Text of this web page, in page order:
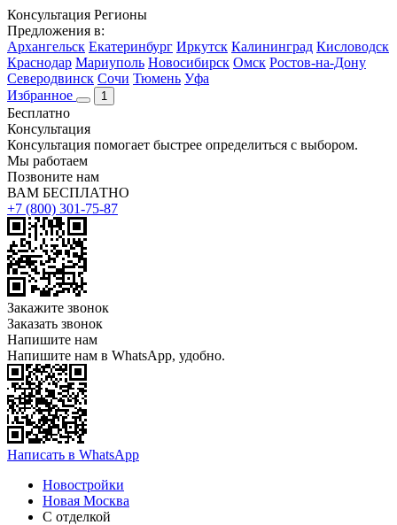
Консультация Регионы
Предложения в:
Архангельск Екатеринбург Иркутск Калининград Кисловодск
Краснодар Мариуполь Новосибирск Омск Ростов-на-Дону
Северодвинск Сочи Тюмень Уфа
Избранное
1
Бесплатно
Консультация
Консультация помогает быстрее определиться с выбором.
Мы работаем
Позвоните нам
ВАМ БЕСПЛАТНО
+7 (800) 301-75-87
Закажите звонок
Заказать звонок
Напишите нам
Напишите нам в WhatsApp, удобно.
Написать в WhatsApp
Новостройки
Новая Москва
С отделкой